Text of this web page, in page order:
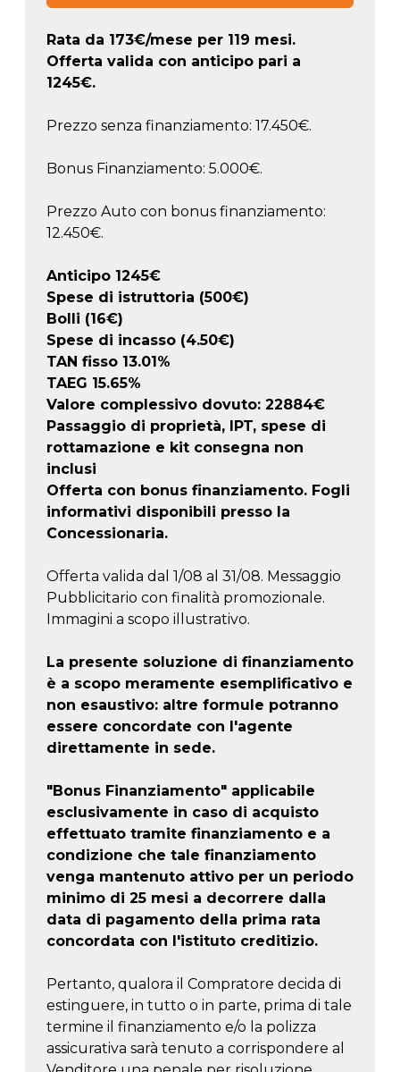
Rata da 173€/mese per 119 mesi.
Offerta valida con anticipo pari a
1245€.
Prezzo senza finanziamento: 17.450€.
Bonus Finanziamento: 5.000€.
Prezzo Auto con bonus finanziamento:
12.450€.
Anticipo 1245€
Spese di istruttoria (500€)
Bolli (16€)
Spese di incasso (4.50€)
TAN fisso 13.01%
TAEG 15.65%
Valore complessivo dovuto: 22884€
Passaggio di proprietà, IPT, spese di
rottamazione e kit consegna non
inclusi
Offerta con bonus finanziamento. Fogli
informativi disponibili presso la
Concessionaria.
Offerta valida dal 1/08 al 31/08. Messaggio
Pubblicitario con finalità promozionale.
Immagini a scopo illustrativo.
La presente soluzione di finanziamento
è a scopo meramente esemplificativo e
non esaustivo: altre formule potranno
essere concordate con l'agente
direttamente in sede.
"Bonus Finanziamento" applicabile
esclusivamente in caso di acquisto
effettuato tramite finanziamento e a
condizione che tale finanziamento
venga mantenuto attivo per un periodo
minimo di 25 mesi a decorrere dalla
data di pagamento della prima rata
concordata con l'istituto creditizio.
Pertanto, qualora il Compratore decida di
estinguere, in tutto o in parte, prima di tale
termine il finanziamento e/o la polizza
assicurativa sarà tenuto a corrispondere al